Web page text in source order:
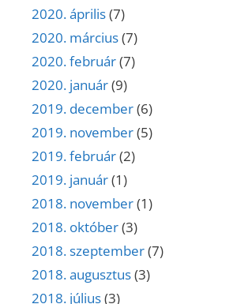
2020. április(7)
2020. március(7)
2020. február(7)
2020. január(9)
2019. december(6)
2019. november(5)
2019. február(2)
2019. január(1)
2018. november(1)
2018. október(3)
2018. szeptember(7)
2018. augusztus(3)
2018. július(3)